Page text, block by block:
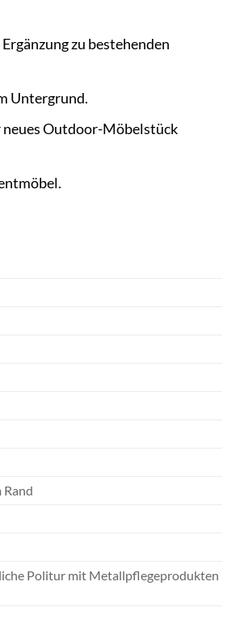
zu bestehenden
Untergrund.
neues Outdoor-Möbelstück
Politur mit Metallpflegeprodukten